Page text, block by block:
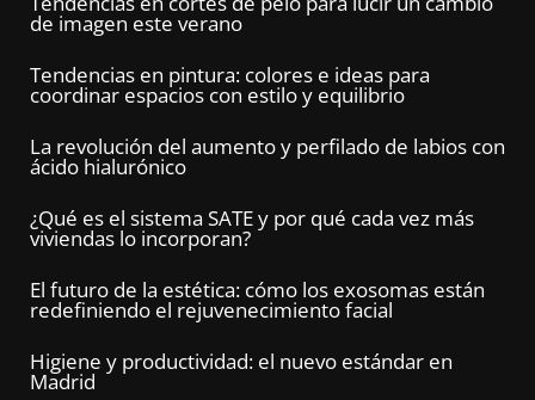
de imagen este verano
Tendencias en pintura: colores e ideas para
coordinar espacios con estilo y equilibrio
La revolución del aumento y perfilado de labios con
ácido hialurónico
¿Qué es el sistema SATE y por qué cada vez más
viviendas lo incorporan?
El futuro de la estética: cómo los exosomas están
redefiniendo el rejuvenecimiento facial
Higiene y productividad: el nuevo estándar en
Madrid